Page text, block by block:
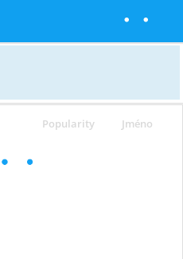
Popularity Jméno